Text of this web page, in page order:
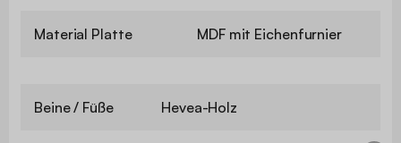
Material Platte MDF mit Eichenfurnier
Beine / Füße Hevea-Holz